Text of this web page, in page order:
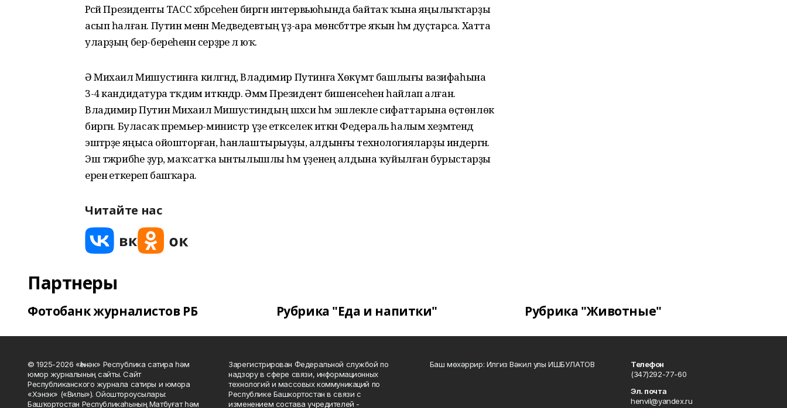
Рәсәй Президенты ТАСС хәбәрсеһенә биргән интервьюһында байтаҡ ҡына яңылыҡтарҙы
асып һалған. Путин менән Медведевтың үҙ-ара мөнәсәбәттәре яҡын һәм дуҫтарса. Хатта
уларҙың бер-береһенән серҙәре лә юҡ.
Ә Михаил Мишустинға килгәндә, Владимир Путинға Хөкүмәт башлығы вазифаһына
3-4 кандидатура тәҡдим иткәндәр. Әммә Президент бишенсеһен һайлап алған.
Владимир Путин Михаил Мишустиндың шәхси һәм эшлекле сифаттарына өҫтөнлөк
биргән. Буласаҡ премьер-министр үҙе етәкселек иткән Федераль һалым хеҙмәтендә
эштәрҙе яңыса ойошторған, һанлаштырыуҙы, алдынғы технологияларҙы индергән.
Эш тәжрибәһе ҙур, маҡсатҡа ынтылышлы һәм үҙенең алдына ҡуйылған бурыстарҙы
еренә еткереп башҡара.
Читайте нас
Партнеры
Фотобанк журналистов РБ Рубрика "Еда и напитки" Рубрика "Животные"
© 1925-2026 «Һәнәк» Республика сатира һәм
юмор журналының сайты. Сайт
Республиканского журнала сатиры и юмора
«Хэнэк» («Вилы»). Ойоштороусылары:
Башҡортостан Республикаһының Матбуғат һәм
Зарегистрирован Федеральной службой по
надзору в сфере связи, информационных
технологий и массовых коммуникаций по
Республике Башкортостан в связи с
изменением состава учредителей -
Баш мөхәррир: Илгиз Вәкил улы ИШБУЛАТОВ
Телефон
(347)292-77-60
Эл. почта
henvil@yandex.ru